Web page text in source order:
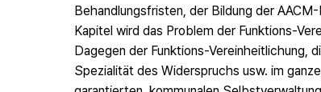
Behandlungsfristen, der Bildung der
Kapitel wird das Problem der Funktions-
Dagegen der Funktions-Vereinheitlichung,
Spezialität des Widerspruchs usw. im